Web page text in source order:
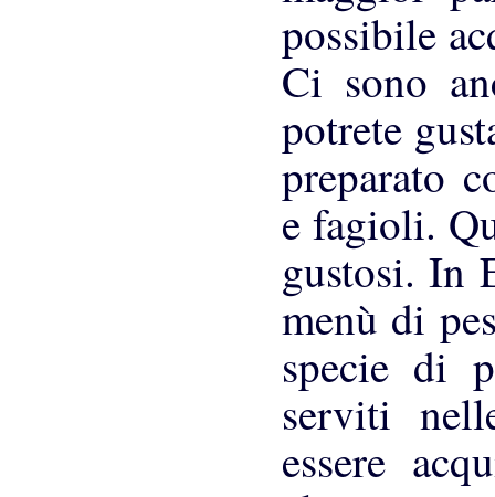
possibile
Ci sono
potrete
preparato
e fagioli.
gustosi. In
menù di
specie di
serviti
essere